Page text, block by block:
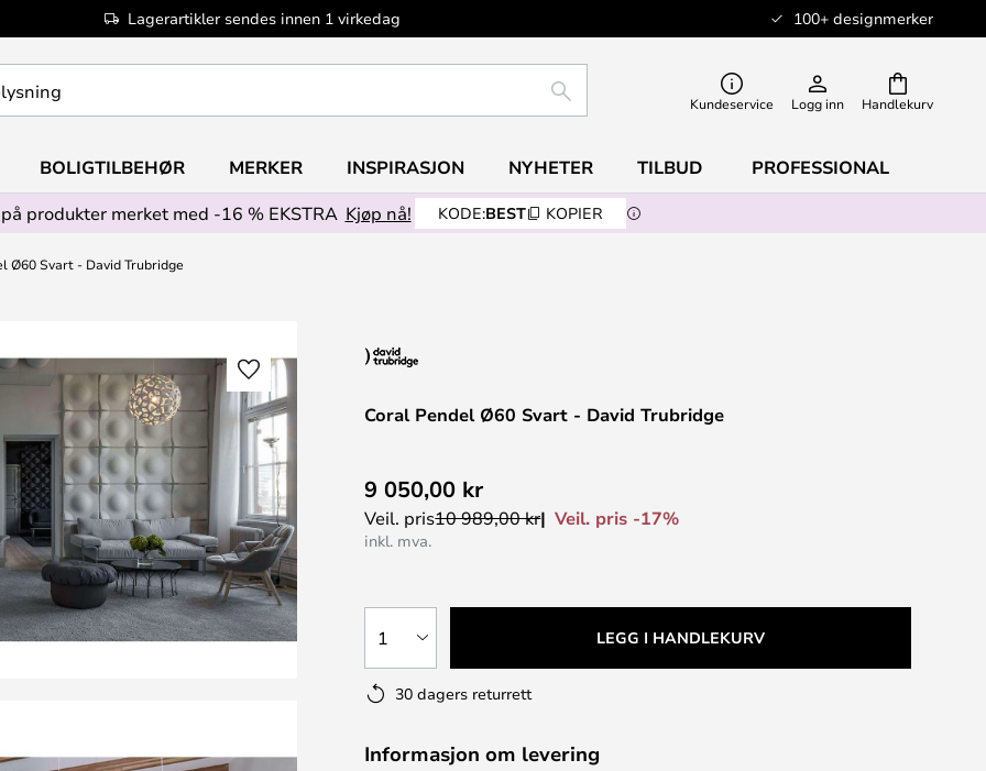
Lagerartikler sendes innen 1 virkedag 100+ designmerker
Handlekurv
SØK Kundeservice Logg inn
BOLIGTILBEHØR MERKER INSPIRASJON NYHETER TILBUD PROFESSIONAL
produkter merket med -16 % EKSTRA Kjøp nå! KODE:BEST KOPIER
Ø60 Svart - David Trubridge
Coral Pendel Ø60 Svart - David Trubridge
9 050,00 kr
Veil. pris10 989,00 kr Veil. pris -17%
inkl. mva.
1 LEGG I HANDLEKURV
30 dagers returrett
Informasjon om levering